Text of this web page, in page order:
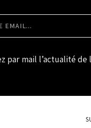
par mail l’actualité